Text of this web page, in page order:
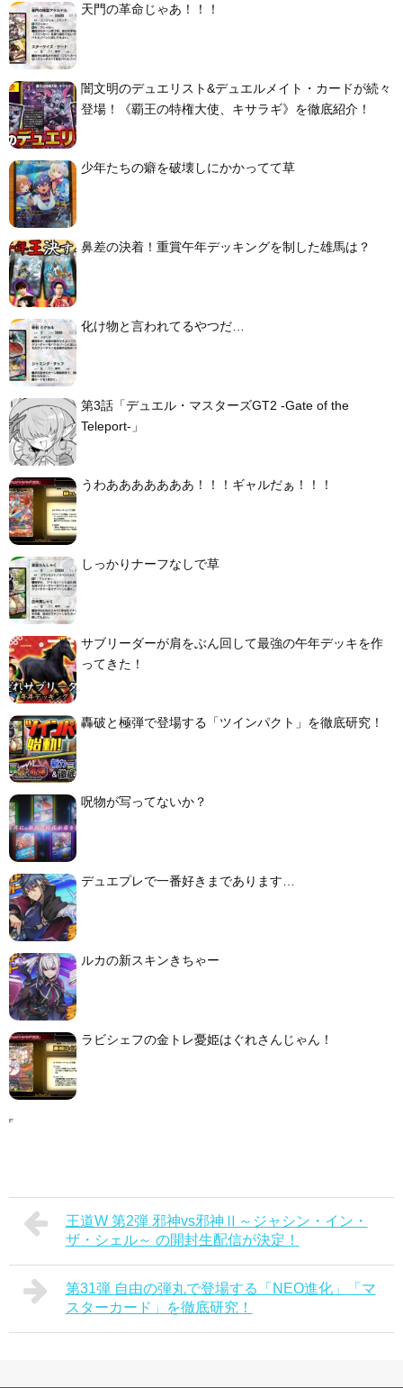
天門の革命じゃあ！！！
闇文明のデュエリスト&デュエルメイト・カードが続々
登場！《覇王の特権大使、キサラギ》を徹底紹介！
少年たちの癖を破壊しにかかってて草
鼻差の決着！重賞午年デッキングを制した雄馬は？
化け物と言われてるやつだ…
第3話「デュエル・マスターズGT2 -Gate of the
Teleport-」
うわあああああああ！！！ギャルだぁ！！！
しっかりナーフなしで草
サブリーダーが肩をぶん回して最強の午年デッキを作
ってきた！
轟破と極弾で登場する「ツインパクト」を徹底研究！
呪物が写ってないか？
デュエプレで一番好きまであります…
ルカの新スキンきちゃー
ラビシェフの金トレ憂姫はぐれさんじゃん！
王道W 第2弾 邪神vs邪神Ⅱ～ジャシン・イン・
ザ・シェル～ の開封生配信が決定！
第31弾 自由の弾丸で登場する「NEO進化」「マ
スターカード」を徹底研究！